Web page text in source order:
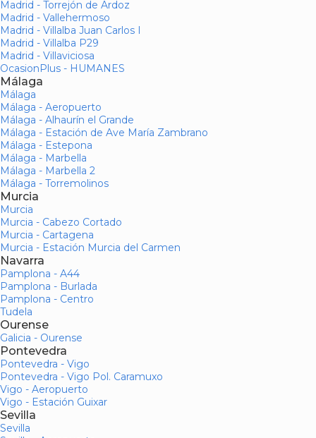
Madrid - Torrejón de Ardoz
Madrid - Vallehermoso
Madrid - Villalba Juan Carlos I
Madrid - Villalba P29
Madrid - Villaviciosa
OcasionPlus - HUMANES
Málaga
Málaga
Málaga - Aeropuerto
Málaga - Alhaurín el Grande
Málaga - Estación de Ave María Zambrano
Málaga - Estepona
Málaga - Marbella
Málaga - Marbella 2
Málaga - Torremolinos
Murcia
Murcia
Murcia - Cabezo Cortado
Murcia - Cartagena
Murcia - Estación Murcia del Carmen
Navarra
Pamplona - A44
Pamplona - Burlada
Pamplona - Centro
Tudela
Ourense
Galicia - Ourense
Pontevedra
Pontevedra - Vigo
Pontevedra - Vigo Pol. Caramuxo
Vigo - Aeropuerto
Vigo - Estación Guixar
Sevilla
Sevilla